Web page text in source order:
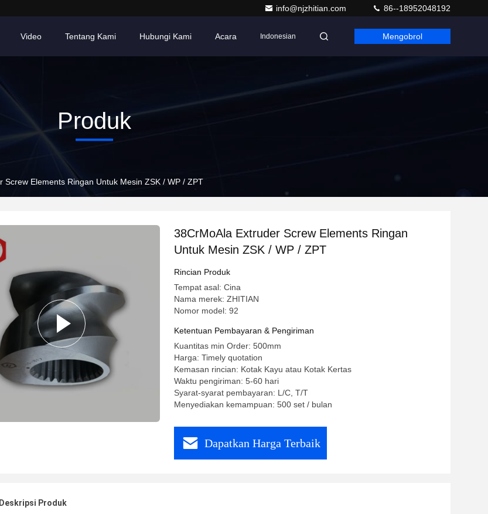
info@njzhitian.com 86--18952048192
Video Tentang Kami Hubungi Kami Acara Indonesian Mengobrol
Produk
Screw Elements Ringan Untuk Mesin ZSK / WP / ZPT
38CrMoAla Extruder Screw Elements Ringan
Untuk Mesin ZSK / WP / ZPT
Rincian Produk
Tempat asal: Cina
Nama merek: ZHITIAN
Nomor model: 92
Ketentuan Pembayaran & Pengiriman
Kuantitas min Order: 500mm
Harga: Timely quotation
Kemasan rincian: Kotak Kayu atau Kotak Kertas
Waktu pengiriman: 5-60 hari
Syarat-syarat pembayaran: L/C, T/T
Menyediakan kemampuan: 500 set / bulan
Dapatkan Harga Terbaik
Deskripsi Produk